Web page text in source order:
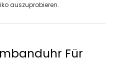
auszuprobieren.
Für